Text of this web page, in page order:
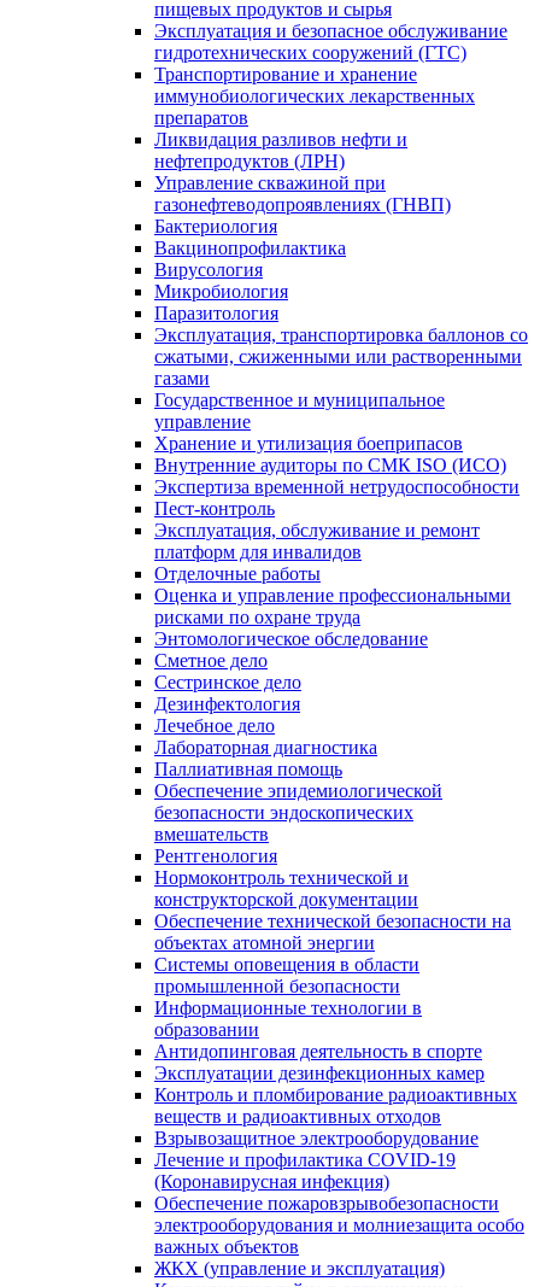
пищевых продуктов и сырья
Эксплуатация и безопасное обслуживание
гидротехнических сооружений (ГТС)
Транспортирование и хранение
иммунобиологических лекарственных
препаратов
Ликвидация разливов нефти и
нефтепродуктов (ЛРН)
Управление скважиной при
газонефтеводопроявлениях (ГНВП)
Бактериология
Вакцинопрофилактика
Вирусология
Микробиология
Паразитология
Эксплуатация, транспортировка баллонов со
сжатыми, сжиженными или растворенными
газами
Государственное и муниципальное
управление
Хранение и утилизация боеприпасов
Внутренние аудиторы по СМК ISO (ИСО)
Экспертиза временной нетрудоспособности
Пест-контроль
Эксплуатация, обслуживание и ремонт
платформ для инвалидов
Отделочные работы
Оценка и управление профессиональными
рисками по охране труда
Энтомологическое обследование
Сметное дело
Сестринское дело
Дезинфектология
Лечебное дело
Лабораторная диагностика
Паллиативная помощь
Обеспечение эпидемиологической
безопасности эндоскопических
вмешательств
Рентгенология
Нормоконтроль технической и
конструкторской документации
Обеспечение технической безопасности на
объектах атомной энергии
Системы оповещения в области
промышленной безопасности
Информационные технологии в
образовании
Антидопинговая деятельность в спорте
Эксплуатации дезинфекционных камер
Контроль и пломбирование радиоактивных
веществ и радиоактивных отходов
Взрывозащитное электрооборудование
Лечение и профилактика COVID-19
(Коронавирусная инфекция)
Обеспечение пожаровзрывобезопасности
электрооборудования и молниезащита особо
важных объектов
ЖКХ (управление и эксплуатация)